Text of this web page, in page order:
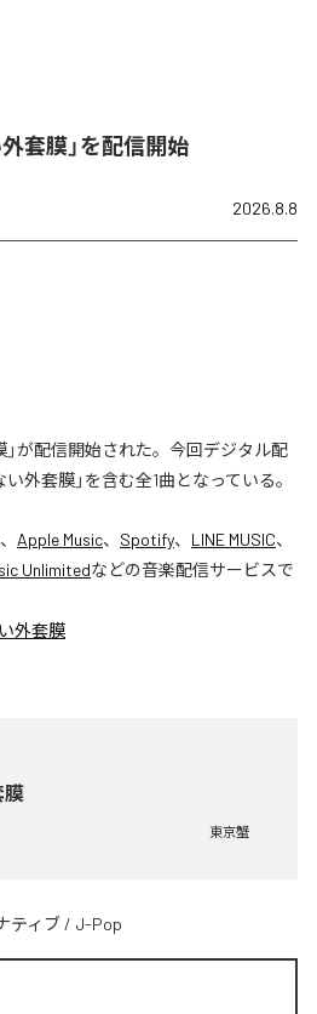
套膜」を配信開始
2026.8.8
が配信開始された。今回デジタル配
外套膜」を含む全1曲となっている。
Apple Music、 Spotify、 LINE MUSIC、
Unlimitedなどの音楽配信サービスで
外套膜
膜
東京蟹
ティブ / J-Pop